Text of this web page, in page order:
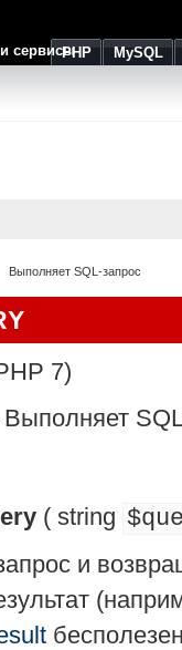
сервисыPHP MySQL
Выполняет SQL-запрос
7)
Выполняет
( string
и